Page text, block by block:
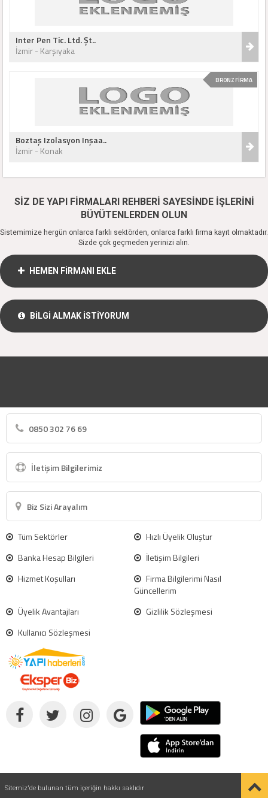
Inter Pen Tic. Ltd. Şt..
İzmir - Karşıyaka
BRONZ FİRMA
Boztaş Izolasyon Inşaa..
İzmir - Konak
SİZ DE YAPI FİRMALARI REHBERİ SAYESİNDE İŞLERİNİ
BÜYÜTENLERDEN OLUN
Sistemimize hergün onlarca farklı sektörden, onlarca farklı firma kayıt olmaktadır.
Sizde çok geçmeden yerinizi alın.
HEMEN FİRMANI EKLE
BİLGİ ALMAK İSTİYORUM
0850 302 76 69
İletişim Bilgilerimiz
Biz Sizi Arayalım
Tüm Sektörler
Hızlı Üyelik Oluştur
Banka Hesap Bilgileri
İletişim Bilgileri
Hizmet Koşulları
Firma Bilgilerimi Nasıl
Güncellerim
Üyelik Avantajları
Gizlilik Sözleşmesi
Kullanıcı Sözleşmesi
Sitemiz'de bulunan tüm içeriğin hakkı saklıdır